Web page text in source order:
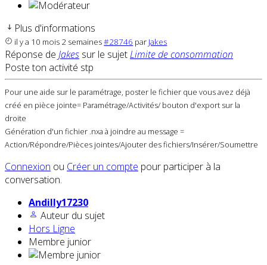
Plus d'informations
il y a 10 mois 2 semaines#28746 par Jakes
Réponse de Jakes sur le sujetLimite de consommation
Poste ton activité stp
Pour une aide sur le paramétrage, poster le fichier que vous avez déjà
créé en pièce jointe= Paramétrage/Activités/ bouton d'export sur la
droite
Génération d'un fichier .nxa à joindre au message =
Action/Répondre/Pièces jointes/Ajouter des fichiers/Insérer/Soumettre
Connexion ou Créer un compte pour participer à la
conversation.
Andilly17230
Auteur du sujet
Hors Ligne
Membre junior